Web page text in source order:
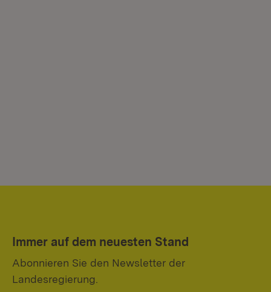
Immer auf dem neuesten Stand
Abonnieren Sie den Newsletter der
Landesregierung.